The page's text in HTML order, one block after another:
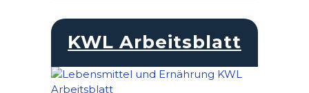
KWL Arbeitsblatt